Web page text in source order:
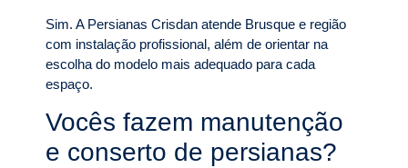
Sim. A Persianas Crisdan atende Brusque e região
com instalação profissional, além de orientar na
escolha do modelo mais adequado para cada
espaço.
Vocês fazem manutenção
e conserto de persianas?